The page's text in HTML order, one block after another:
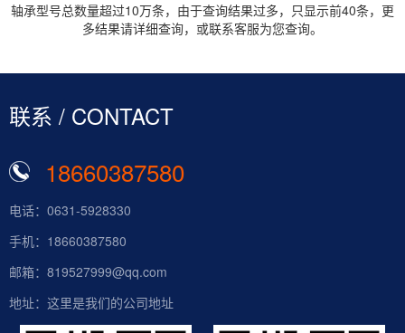
轴承型号总数量超过10万条，由于查询结果过多，只显示前40条，更
多结果请详细查询，或联系客服为您查询。
联系 / CONTACT
18660387580
电话：0631-5928330
手机：18660387580
邮箱：819527999@qq.com
地址：这里是我们的公司地址